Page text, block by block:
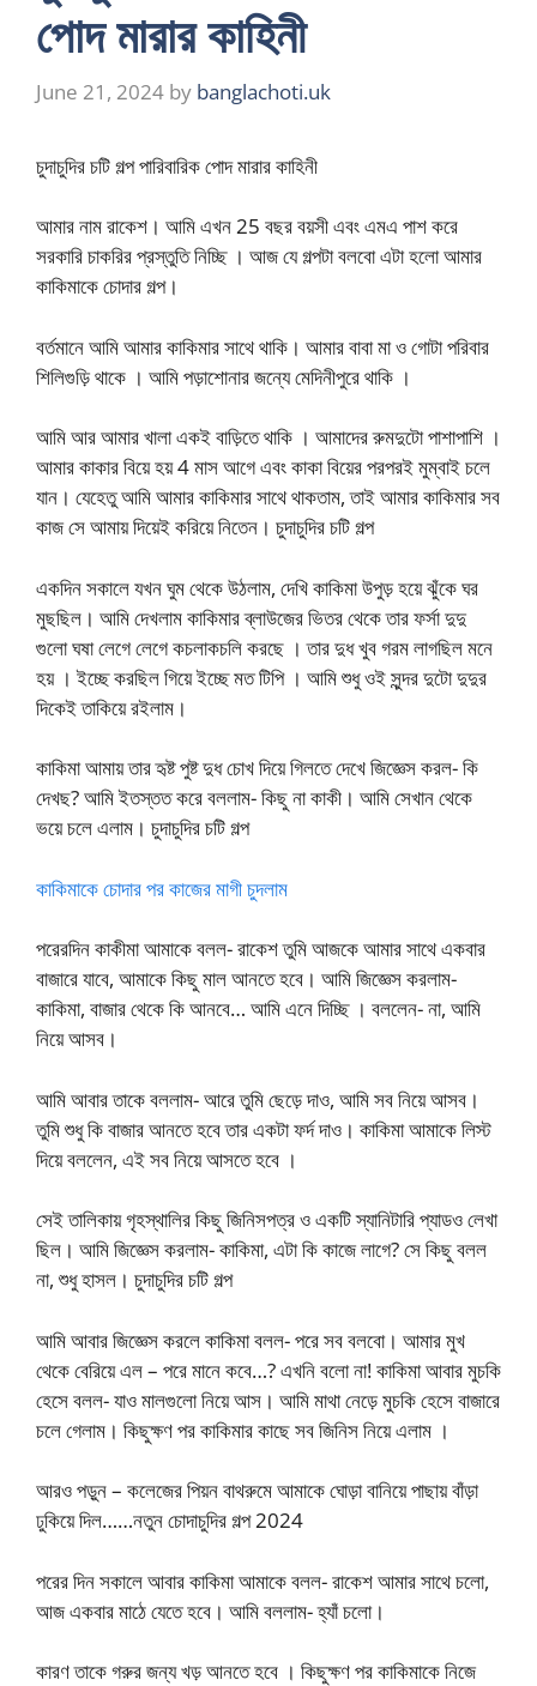
পোদ মারার কাহিনী
June 21, 2024 by banglachoti.uk
চুদাচুদির চটি গল্প পারিবারিক পোদ মারার কাহিনী
আমার নাম রাকেশ। আমি এখন 25 বছর বয়সী এবং এমএ পাশ করে
সরকারি চাকরির প্রস্তুতি নিচ্ছি । আজ যে গল্পটা বলবো এটা হলো আমার
কাকিমাকে চোদার গল্প।
বর্তমানে আমি আমার কাকিমার সাথে থাকি। আমার বাবা মা ও গোটা পরিবার
শিলিগুড়ি থাকে । আমি পড়াশোনার জন্যে মেদিনীপুরে থাকি ।
আমি আর আমার খালা একই বাড়িতে থাকি । আমাদের রুমদুটো পাশাপাশি ।
আমার কাকার বিয়ে হয় 4 মাস আগে এবং কাকা বিয়ের পরপরই মুম্বাই চলে
যান। যেহেতু আমি আমার কাকিমার সাথে থাকতাম, তাই আমার কাকিমার সব
কাজ সে আমায় দিয়েই করিয়ে নিতেন। চুদাচুদির চটি গল্প
একদিন সকালে যখন ঘুম থেকে উঠলাম, দেখি কাকিমা উপুড় হয়ে ঝুঁকে ঘর
মুছছিল। আমি দেখলাম কাকিমার ব্লাউজের ভিতর থেকে তার ফর্সা দুদু
গুলো ঘষা লেগে লেগে কচলাকচলি করছে । তার দুধ খুব গরম লাগছিল মনে
হয় । ইচ্ছে করছিল গিয়ে ইচ্ছে মত টিপি । আমি শুধু ওই সুন্দর দুটো দুদুর
দিকেই তাকিয়ে রইলাম।
কাকিমা আমায় তার হৃষ্ট পুষ্ট দুধ চোখ দিয়ে গিলতে দেখে জিজ্ঞেস করল- কি
দেখছ? আমি ইতস্তত করে বললাম- কিছু না কাকী। আমি সেখান থেকে
ভয়ে চলে এলাম। চুদাচুদির চটি গল্প
কাকিমাকে চোদার পর কাজের মাগী চুদলাম
পরেরদিন কাকীমা আমাকে বলল- রাকেশ তুমি আজকে আমার সাথে একবার
বাজারে যাবে, আমাকে কিছু মাল আনতে হবে। আমি জিজ্ঞেস করলাম-
কাকিমা, বাজার থেকে কি আনবে… আমি এনে দিচ্ছি । বললেন- না, আমি
নিয়ে আসব।
আমি আবার তাকে বললাম- আরে তুমি ছেড়ে দাও, আমি সব নিয়ে আসব।
তুমি শুধু কি বাজার আনতে হবে তার একটা ফর্দ দাও। কাকিমা আমাকে লিস্ট
দিয়ে বললেন, এই সব নিয়ে আসতে হবে ।
সেই তালিকায় গৃহস্থালির কিছু জিনিসপত্র ও একটি স্যানিটারি প্যাডও লেখা
ছিল। আমি জিজ্ঞেস করলাম- কাকিমা, এটা কি কাজে লাগে? সে কিছু বলল
না, শুধু হাসল। চুদাচুদির চটি গল্প
আমি আবার জিজ্ঞেস করলে কাকিমা বলল- পরে সব বলবো। আমার মুখ
থেকে বেরিয়ে এল – পরে মানে কবে…? এখনি বলো না! কাকিমা আবার মুচকি
হেসে বলল- যাও মালগুলো নিয়ে আস। আমি মাথা নেড়ে মুচকি হেসে বাজারে
চলে গেলাম। কিছুক্ষণ পর কাকিমার কাছে সব জিনিস নিয়ে এলাম ।
আরও পড়ুন – কলেজের পিয়ন বাথরুমে আমাকে ঘোড়া বানিয়ে পাছায় বাঁড়া
ঢুকিয়ে দিল……নতুন চোদাচুদির গল্প 2024
পরের দিন সকালে আবার কাকিমা আমাকে বলল- রাকেশ আমার সাথে চলো,
আজ একবার মাঠে যেতে হবে। আমি বললাম- হ্যাঁ চলো।
কারণ তাকে গরুর জন্য খড় আনতে হবে । কিছুক্ষণ পর কাকিমাকে নিজে